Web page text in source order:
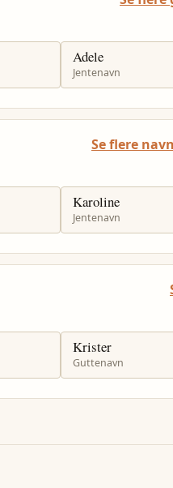
Adele
Jentenavn
Se flere
Karoline
Jentenavn
Krister
Guttenavn